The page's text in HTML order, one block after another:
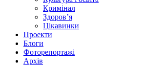
Кримінал
Здоров’я
Цікавинки
Проекти
Блоги
Фоторепортажі
Архів